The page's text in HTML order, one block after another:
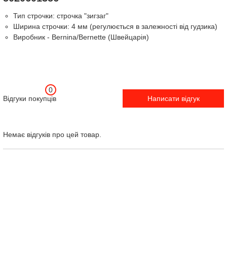
Тип строчки: строчка "зигзаг"
Ширина строчки: 4 мм (регулюється в залежності від гудзика)
Виробник - Bernina/Bernette (Швейцарія)
Відгуки покупців
0
Написати відгук
Немає відгуків про цей товар.